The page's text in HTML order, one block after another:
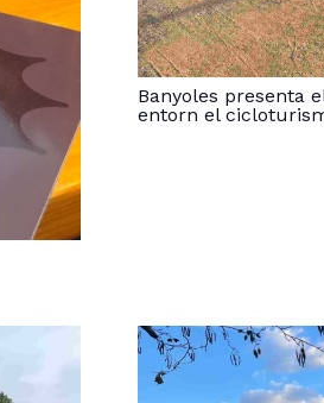
Banyoles presenta
entorn el